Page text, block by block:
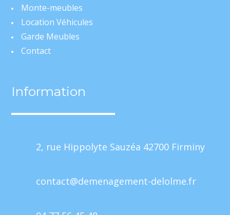
Monte-meubles
Location Véhicules
Garde Meubles
Contact
Information
2, rue Hippolyte Sauzéa 42700 Firminy
contact@demenagement-delolme.fr